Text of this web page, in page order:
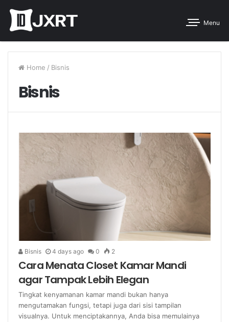
Menu
Home / Bisnis
Bisnis
Bisnis 4 days ago 0 2
Cara Menata Closet Kamar Mandi
agar Tampak Lebih Elegan
Tingkat kenyamanan kamar mandi bukan hanya
mengutamakan fungsi, tetapi juga dari sisi tampilan
visualnya. Untuk menciptakannya, Anda bisa memulainya